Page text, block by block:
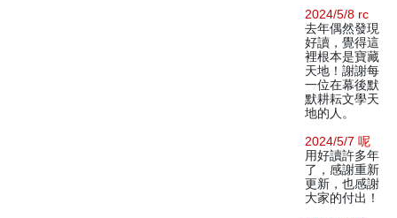
2024/5/8 rc
去年偶然發現
好讀，覺得這
裡根本是寶藏
天地！謝謝每
一位在幕後默
默耕耘文學天
地的人。
2024/5/7 呢
用好讀許多年
了，感謝重新
更新，也感謝
大家的付出！